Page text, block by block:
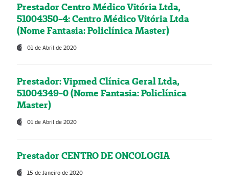
Prestador Centro Médico Vitória Ltda,
51004350-4: Centro Médico Vitória Ltda
(Nome Fantasia: Policlínica Master)
01 de Abril de 2020
Prestador: Vipmed Clínica Geral Ltda,
51004349-0 (Nome Fantasia: Policlínica
Master)
01 de Abril de 2020
Prestador CENTRO DE ONCOLOGIA
15 de Janeiro de 2020